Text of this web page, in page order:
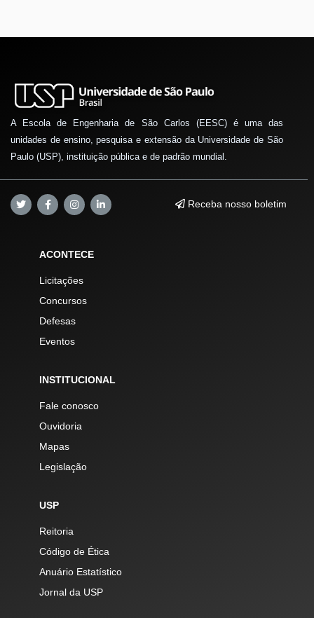
A Escola de Engenharia de São Carlos (EESC) é uma das
unidades de ensino, pesquisa e extensão da Universidade de São
Paulo (USP), instituição pública e de padrão mundial.
Receba nosso boletim
ACONTECE
Licitações
Concursos
Defesas
Eventos
INSTITUCIONAL
Fale conosco
Ouvidoria
Mapas
Legislação
USP
Reitoria
Código de Ética
Anuário Estatístico
Jornal da USP